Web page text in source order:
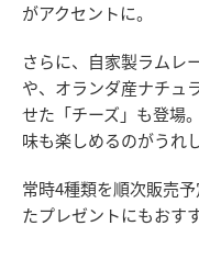
がアクセントに。
さらに、自家製ラムレ
や、オランダ産ナチュ
せた「チーズ」も登場
味も楽しめるのがうれ
常時4種類を順次販売
たプレゼントにもおす